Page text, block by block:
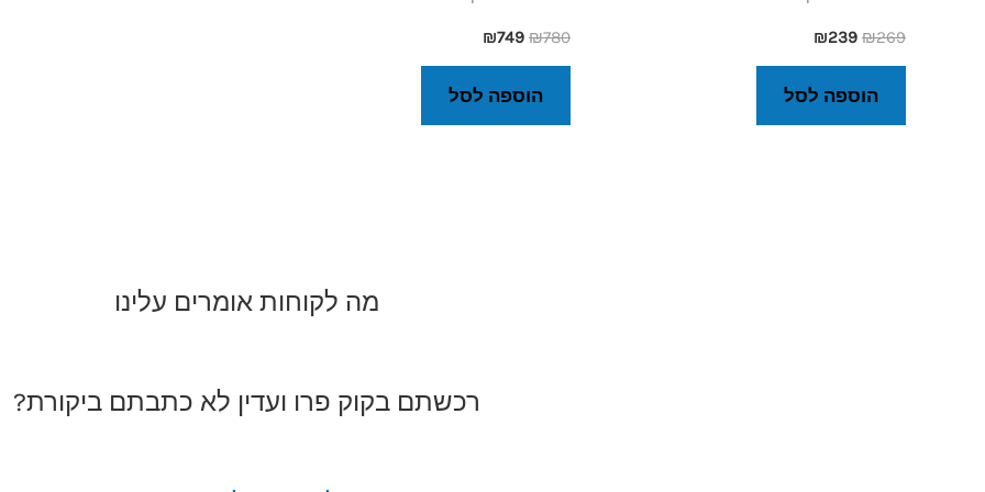
₪269
₪239
הוספה לסל
₪780
₪749
הוספה לסל
מה לקוחות אומרים עלינו
רכשתם בקוק פרו ועדין לא כתבתם ביקורת?